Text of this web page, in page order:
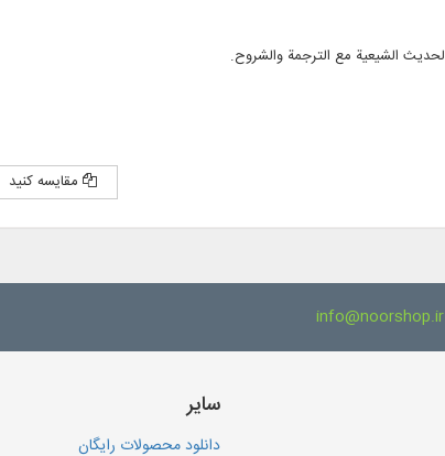
مقایسه کنید
info@noorshop.ir
سایر
دانلود محصولات رایگان